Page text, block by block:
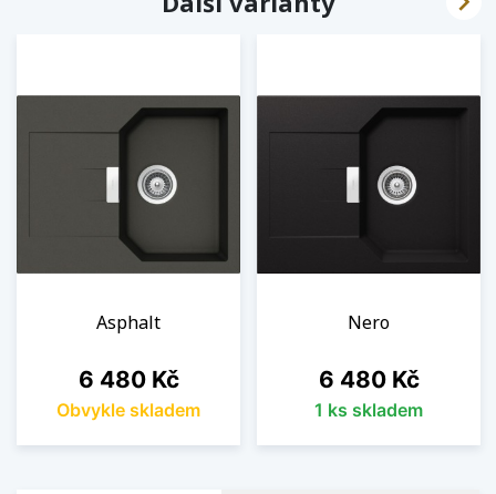
Asphalt
Cena
6 480 Kč
Obvykle skladem
Nero
Cena
6 480 Kč
1 ks skladem